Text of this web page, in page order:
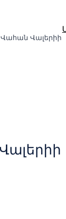
Վահան Վալերիի